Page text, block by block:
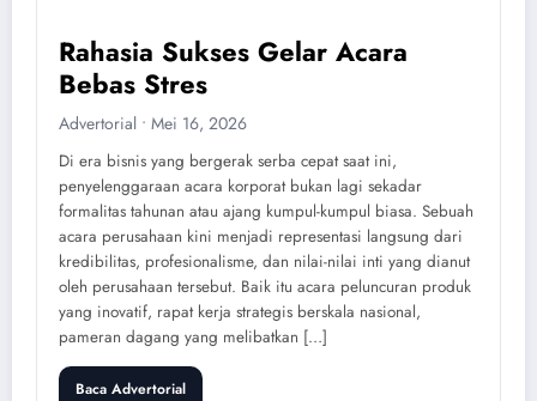
Rahasia Sukses Gelar Acara
Bebas Stres
Advertorial • Mei 16, 2026
Di era bisnis yang bergerak serba cepat saat ini,
penyelenggaraan acara korporat bukan lagi sekadar
formalitas tahunan atau ajang kumpul-kumpul biasa. Sebuah
acara perusahaan kini menjadi representasi langsung dari
kredibilitas, profesionalisme, dan nilai-nilai inti yang dianut
oleh perusahaan tersebut. Baik itu acara peluncuran produk
yang inovatif, rapat kerja strategis berskala nasional,
pameran dagang yang melibatkan […]
Baca Advertorial